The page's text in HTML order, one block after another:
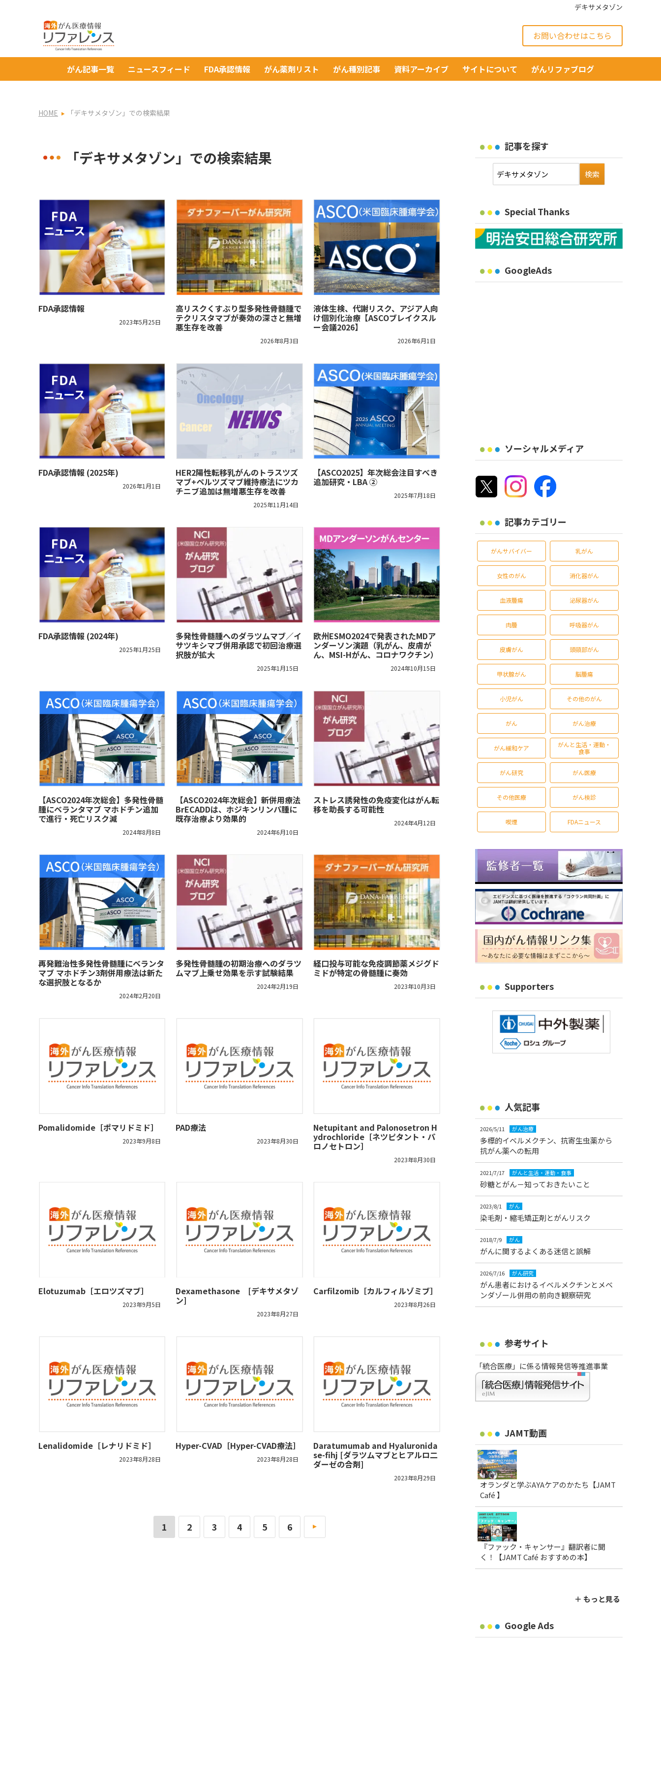
デキサメタゾン
お問い合わせはこちら
がん記事一覧 ニュースフィード FDA承認情報 がん薬剤リスト がん種別記事 資料アーカイブ サイトについて がんリファブログ
HOME 「デキサメタゾン」での検索結果
「デキサメタゾン」での検索結果
FDA承認情報
2023年5月25日
高リスクくすぶり型多発性骨髄腫で
テクリスタマブが奏効の深さと無増
悪生存を改善
2026年8月3日
液体生検、代謝リスク、アジア人向
け個別化治療【ASCOブレイクスル
ー会議2026】
2026年6月1日
FDA承認情報 (2025年)
2026年1月1日
HER2陽性転移乳がんのトラスツズ
マブ+ペルツズマブ維持療法にツカ
チニブ追加は無増悪生存を改善
2025年11月14日
【ASCO2025】年次総会注目すべき
追加研究・LBA ②
2025年7月18日
FDA承認情報 (2024年)
2025年1月25日
多発性骨髄腫へのダラツムマブ／イ
サツキシマブ併用承認で初回治療選
択肢が拡大
2025年1月15日
欧州ESMO2024で発表されたMDア
ンダーソン演題（乳がん、皮膚が
ん、MSI-Hがん、コロナワクチン）
2024年10月15日
【ASCO2024年次総会】多発性骨髄
腫にベランタマブ マホドチン追加
で進行・死亡リスク減
2024年8月8日
【ASCO2024年次総会】新併用療法
BrECADDは、ホジキンリンパ腫に
既存治療より効果的
2024年6月10日
ストレス誘発性の免疫変化はがん転
移を助長する可能性
2024年4月12日
再発難治性多発性骨髄腫にベランタ
マブ マホドチン3剤併用療法は新た
な選択肢となるか
2024年2月20日
多発性骨髄腫の初期治療へのダラツ
ムマブ上乗せ効果を示す試験結果
2024年2月19日
経口投与可能な免疫調節薬メジグド
ミドが特定の骨髄腫に奏効
2023年10月3日
Pomalidomide［ポマリドミド］
2023年9月8日
PAD療法
2023年8月30日
Netupitant and Palonosetron H
ydrochloride［ネツピタント・パ
ロノセトロン］
2023年8月30日
Elotuzumab［エロツズマブ］
2023年9月5日
Dexamethasone [デキサメタゾ
ン]
2023年8月27日
Carfilzomib［カルフィルゾミブ］
2023年8月26日
Lenalidomide［レナリドミド］
2023年8月28日
Hyper-CVAD［Hyper-CVAD療法］
2023年8月28日
Daratumumab and Hyaluronida
se-fihj [ダラツムマブとヒアルロ二
ダーゼの合剤]
2023年8月29日
1 2 3 4 5 6 »
記事を探す
Special Thanks
GoogleAds
ソーシャルメディア
記事カテゴリー
がんサバイバー 乳がん
女性のがん 消化器がん
血液腫瘍 泌尿器がん
肉腫 呼吸器がん
皮膚がん 頭頸部がん
甲状腺がん 脳腫瘍
小児がん その他のがん
がん がん治療
がん緩和ケア
がんと生活・運動・
食事
がん研究 がん医療
その他医療 がん検診
喫煙 FDAニュース
Supporters
人気記事
2026/5/11 がん治療
多標的イベルメクチン、抗寄生虫薬から
抗がん薬への転用
2021/7/17 がんと生活・運動・食事
砂糖とがん－知っておきたいこと
2023/8/1 がん
染毛剤・縮毛矯正剤とがんリスク
2018/7/9 がん
がんに関するよくある迷信と誤解
2026/7/16 がん研究
がん患者におけるイベルメクチンとメベ
ンダゾール併用の前向き観察研究
参考サイト
「統合医療」に係る情報発信等推進事業
JAMT動画
オランダと学ぶAYAケアのかたち【JAMT
Café 】
『ファック・キャンサー』翻訳者に聞
く！【JAMT Café おすすめの本】
＋ もっと見る
Google Ads